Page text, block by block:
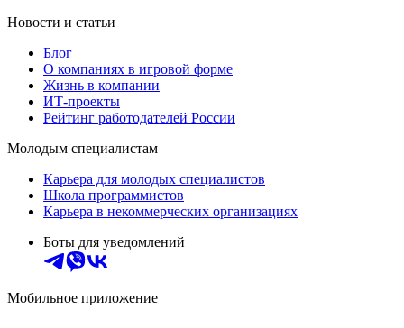
Новости и статьи
Блог
О компаниях в игровой форме
Жизнь в компании
ИТ-проекты
Рейтинг работодателей России
Молодым специалистам
Карьера для молодых специалистов
Школа программистов
Карьера в некоммерческих организациях
Боты для уведомлений
Мобильное приложение